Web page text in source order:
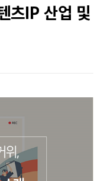
츠IP 산업 및